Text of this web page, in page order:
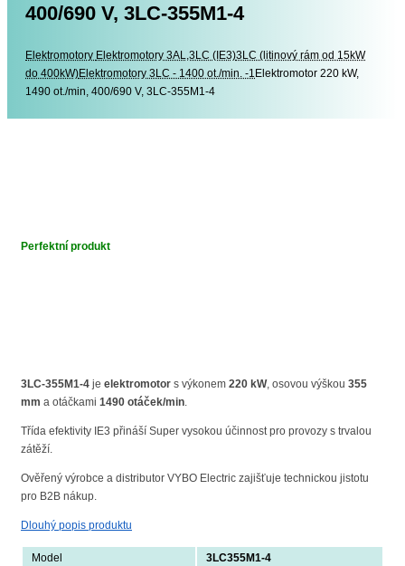
400/690 V, 3LC-355M1-4
Elektromotory Elektromotory
Elektromotory 3AL,3LC (IE3)3LC (litinový rám od 15kW
do 400kW)Elektromotory 3LC - 1400 ot./min. -1 Elektromotor 220 kW,
1490 ot./min, 400/690 V, 3LC-355M1-4
Perfektní produkt
3LC-355M1-4 je elektromotor s výkonem 220 kW, osovou výškou 355
mm a otáčkami 1490 otáček/min.
Třída efektivity IE3 přináší Super vysokou účinnost pro provozy s trvalou
zátěží.
Ověřený výrobce a distributor VYBO Electric zajišťuje technickou jistotu
pro B2B nákup.
Dlouhý popis produktu
Model
3LC355M1-4